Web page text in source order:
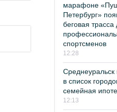
марафоне
Петербург»
беговая трасса
спортсменов
12:28
в список
семейная
12:13